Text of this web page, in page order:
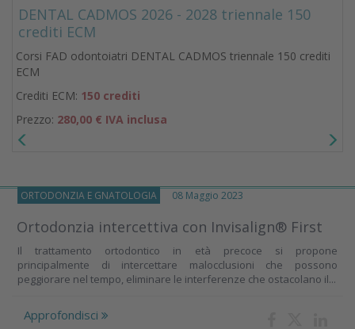
DENTAL CADMOS 2026 - 2028 triennale 150
crediti ECM
Corsi FAD odontoiatri DENTAL CADMOS triennale 150 crediti
ECM
Crediti ECM: 150 crediti
Prezzo: 280,00 € IVA inclusa
ORTODONZIA E GNATOLOGIA 08 Maggio 2023
Ortodonzia intercettiva con Invisalign® First
Il trattamento ortodontico in età precoce si propone
principalmente di intercettare malocclusioni che possono
peggiorare nel tempo, eliminare le interferenze che ostacolano il...
Approfondisci